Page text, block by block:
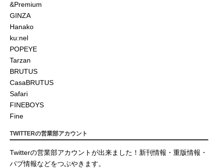
&Premium
GINZA
Hanako
ku:nel
POPEYE
Tarzan
BRUTUS
CasaBRUTUS
Safari
FINEBOYS
Fine
TWITTERの営業部アカウント
Twitterの営業部アカウントが出来ました！新刊情報・重版情報・
パブ情報などをつぶやきます。